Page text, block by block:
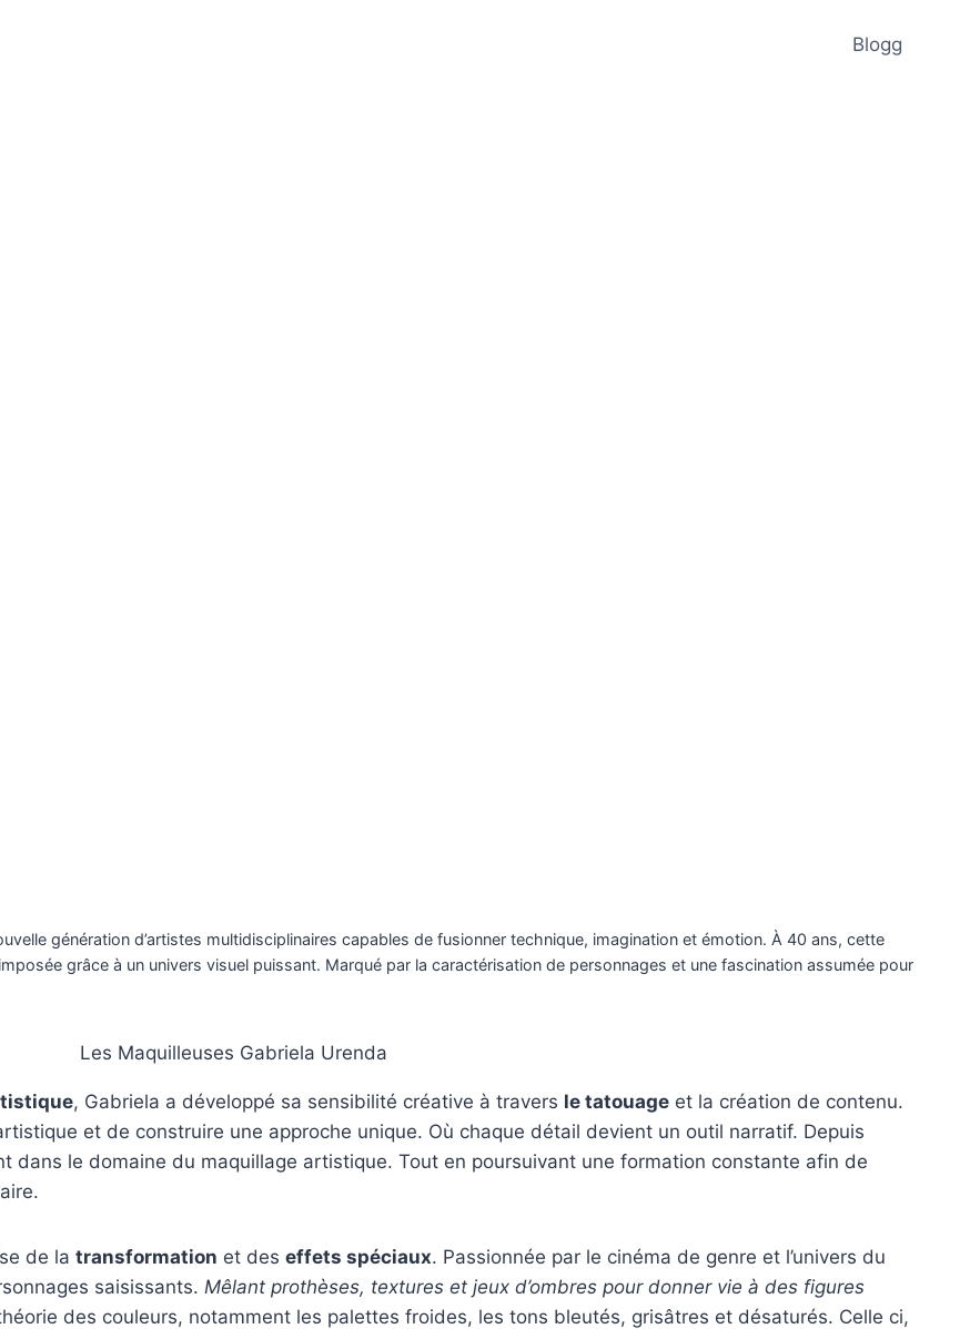
Blogg
génération d’artistes multidisciplinaires capables de fusionner technique, imagination et émotion. À 40 ans, cette
grâce à un univers visuel puissant. Marqué par la caractérisation de personnages et une fascination assumée pour
, Gabriela a développé sa sensibilité créative à travers le tatouage et la création de contenu.
et de construire une approche unique. Où chaque détail devient un outil narratif. Depuis
dans le domaine du maquillage artistique. Tout en poursuivant une formation constante afin de
de la transformation et des effets spéciaux. Passionnée par le cinéma de genre et l’univers du
saisissants. Mêlant prothèses, textures et jeux d’ombres pour donner vie à des figures
des couleurs, notamment les palettes froides, les tons bleutés, grisâtres et désaturés. Celle ci,